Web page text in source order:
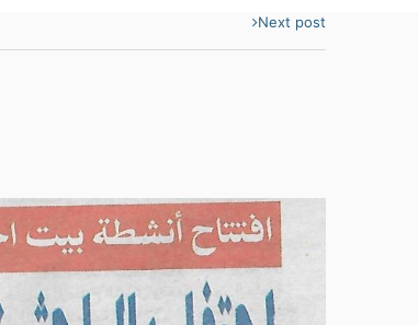
Next post